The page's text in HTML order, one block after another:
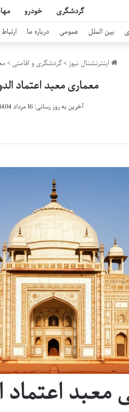
گردشگری خودرو
بین الملل عمومی درباره ما
اینترنشنال نیوز>گردشگری و اقامتی>
معماری معبد اعتماد
آخرین به روز رسانی: 16 مرداد 1404
اعتماد